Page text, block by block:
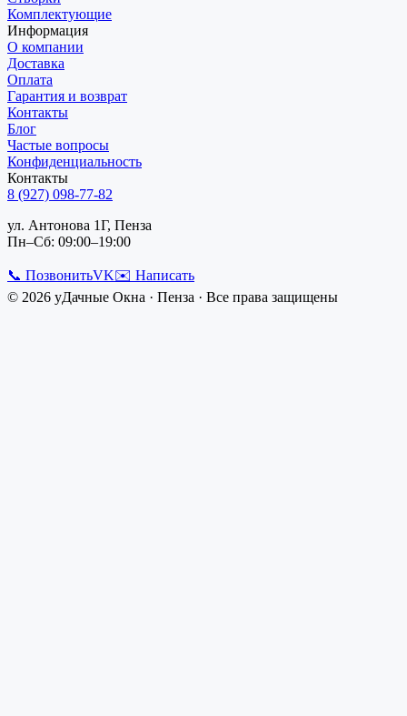
Комплектующие
Информация
О компании
Доставка
Оплата
Гарантия и возврат
Контакты
Блог
Частые вопросы
Конфиденциальность
Контакты
8 (927) 098-77-82
ул. Антонова 1Г, Пенза
Пн–Сб: 09:00–19:00
📞 ПозвонитьVK✉️ Написать
© 2026 уДачные Окна · Пенза · Все права защищены